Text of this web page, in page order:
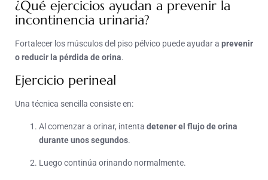
¿Qué ejercicios ayudan a prevenir la
incontinencia urinaria?
Fortalecer los músculos del piso pélvico puede ayudar a prevenir
o reducir la pérdida de orina.
Ejercicio perineal
Una técnica sencilla consiste en:
Al comenzar a orinar, intenta detener el flujo de orina
durante unos segundos.
Luego continúa orinando normalmente.